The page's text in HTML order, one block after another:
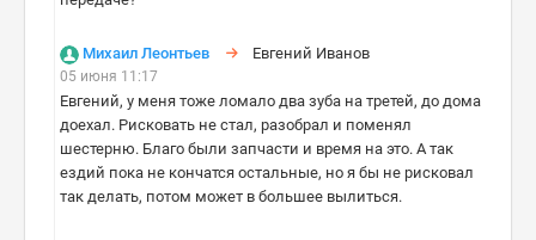
Михаил Леонтьев Евгений Иванов
05 июня 11:17
Евгений, у меня тоже ломало два зуба на третей, до дома
доехал. Рисковать не стал, разобрал и поменял
шестерню. Благо были запчасти и время на это. А так
ездий пока не кончатся остальные, но я бы не рисковал
так делать, потом может в большее вылиться.